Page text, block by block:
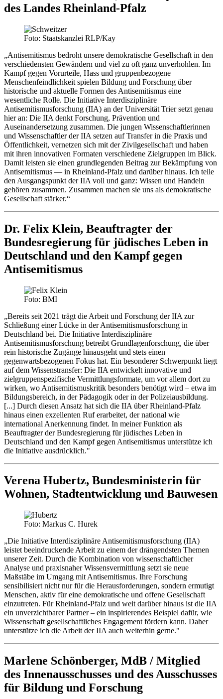
des Landes Rheinland-Pfalz
Foto: Staatskanzlei RLP/Kay
„Antisemitismus bedroht unsere demokratische Gesellschaft in den
verschiedensten Gewändern und viel zu oft ganz unverhohlen. Im
Kampf gegen Vorurteile, Hass und gruppenbezogene
Menschenfeindlichkeit spielen Bildung und Forschung über
historische und aktuelle Formen des Antisemitismus eine
wesentliche Rolle. Die Initiative Interdisziplinäre
Antisemitismusforschung (IIA) an der Universität Trier setzt genau
hier an: Die IIA denkt Forschung, Prävention und
Auseinandersetzung zusammen. Die jungen Wissenschaftlerinnen
und Wissenschaftler der IIA setzen auf Transfer in die Praxis und
Öffentlichkeit, vernetzen sich mit der Zivilgesellschaft und haben
mit ihren innovativen Formaten verschiedene Zielgruppen im Blick.
Damit leisten sie einen grundlegenden Beitrag zur Bekämpfung von
Antisemitismus — in Rheinland-Pfalz und darüber hinaus. Ich teile
den Ausgangspunkt der IIA voll und ganz: Wissen und Handeln
gehören zusammen. Zusammen machen sie uns als demokratische
Gesellschaft stärker.“
Dr. Felix Klein, Beauftragter der
Bundesregierung für jüdisches Leben in
Deutschland und den Kampf gegen
Antisemitismus
Foto: BMI
„Bereits seit 2021 trägt die Arbeit und Forschung der IIA zur
Schließung einer Lücke in der Antisemitismusforschung in
Deutschland bei. Die Initiative Interdisziplinäre
Antisemitismusforschung betreibt Grundlagenforschung, die über
rein historische Zugänge hinausgeht und stets einen
gegenwartsbezogenen Fokus hat. Ein besonderer Schwerpunkt liegt
auf dem Wissenstransfer: Die IIA entwickelt innovative und
zielgruppenspezifische Vermittlungsformate, um vor allem dort zu
wirken, wo Antisemitismuskritik besonders benötigt wird – etwa im
Bildungsbereich, in der Pädagogik oder in der Polizeiausbildung.
[...] Durch diesen Ansatz hat sich die IIA über Rheinland-Pfalz
hinaus einen exzellenten Ruf erarbeitet, der national wie
international Anerkennung findet. In meiner Funktion als
Beauftragter der Bundesregierung für jüdisches Leben in
Deutschland und den Kampf gegen Antisemitismus unterstütze ich
die Initiative ausdrücklich."
Verena Hubertz, Bundesministerin für
Wohnen, Stadtentwicklung und Bauwesen
Foto: Markus C. Hurek
„Die Initiative Interdisziplinäre Antisemitismusforschung (IIA)
leistet beeindruckende Arbeit zu einem der drängendsten Themen
unserer Zeit. Durch die Kombination von wissenschaftlicher
Analyse und praxisnaher Wissensvermittlung setzt sie neue
Maßstäbe im Umgang mit Antisemitismus. Ihre Forschung
sensibilisiert nicht nur für die Herausforderungen, sondern ermutigt
Menschen, aktiv für eine demokratische und offene Gesellschaft
einzutreten. Für Rheinland-Pfalz und weit darüber hinaus ist die IIA
ein unverzichtbarer Partner – ein inspirierendes Beispiel dafür, wie
Wissenschaft gesellschaftliches Engagement fördern kann. Daher
unterstütze ich die Arbeit der IIA auch weiterhin gerne."
Marlene Schönberger, MdB / Mitglied
des Innenausschusses und des Ausschusses
für Bildung und Forschung